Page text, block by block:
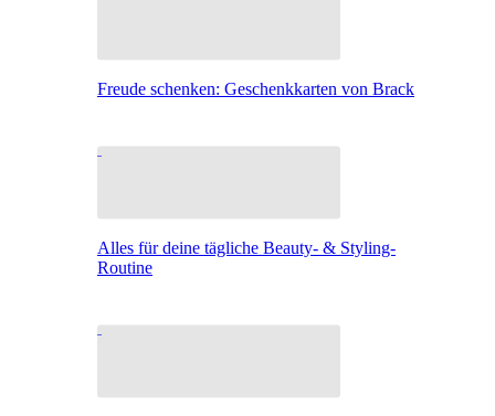
Freude schenken: Geschenkkarten von Brack
Alles für deine tägliche Beauty- & Styling-
Routine